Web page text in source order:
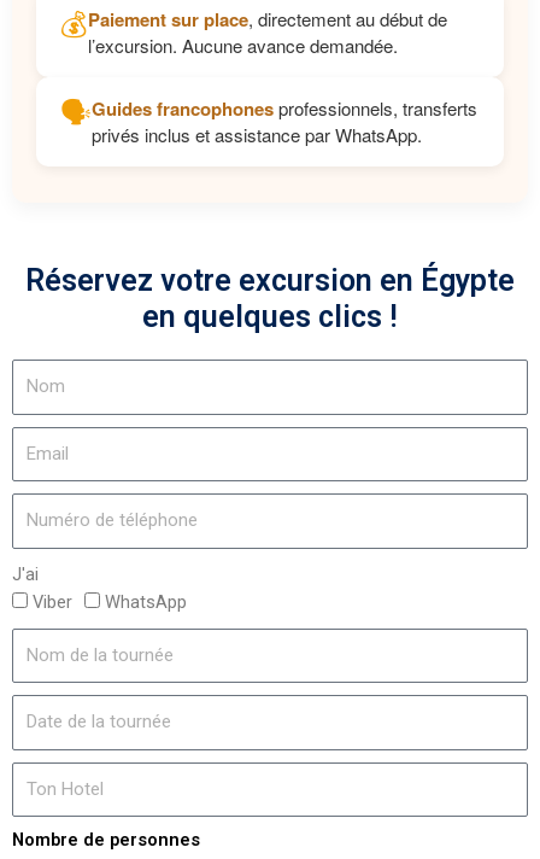
💰Paiement sur place, directement au début de
l’excursion. Aucune avance demandée.
🗣️Guides francophonesprofessionnels, transferts
privés inclus et assistance par WhatsApp.
Réservez votre excursion en Égypte
en quelques clics !
J'ai
Viber
WhatsApp
Nombre de personnes